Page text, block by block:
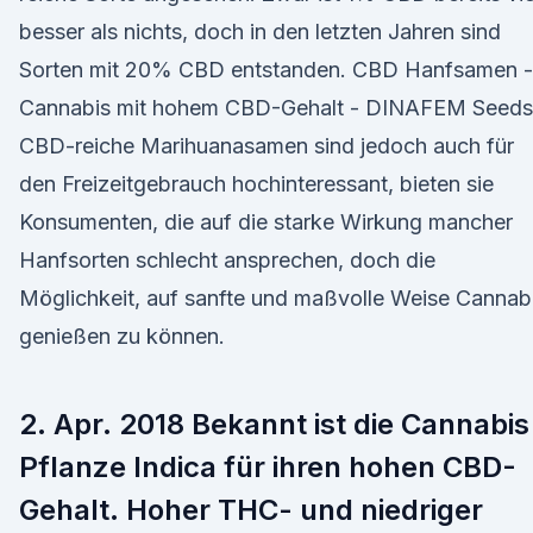
besser als nichts, doch in den letzten Jahren sind
Sorten mit 20% CBD entstanden. CBD Hanfsamen -
Cannabis mit hohem CBD-Gehalt - DINAFEM Seeds
CBD-reiche Marihuanasamen sind jedoch auch für
den Freizeitgebrauch hochinteressant, bieten sie
Konsumenten, die auf die starke Wirkung mancher
Hanfsorten schlecht ansprechen, doch die
Möglichkeit, auf sanfte und maßvolle Weise
genießen zu können.
2. Apr. 2018 Bekannt ist die Cannabis
Pflanze Indica für ihren hohen CBD-
Gehalt. Hoher THC- und niedriger